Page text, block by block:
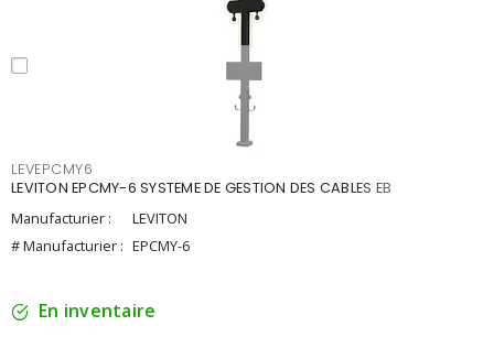
LEVEPCMY6
LEVITON EPCMY-6 SYSTEME DE GESTION DES CABLES EB
Manufacturier :
LEVITON
# Manufacturier : EPCMY-6
En inventaire